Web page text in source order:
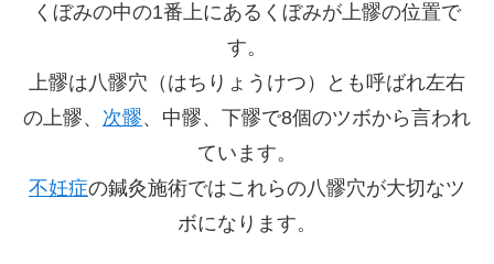
くぼみの中の1番上にあるくぼみが上髎の位置で
す。
上髎は八髎穴（はちりょうけつ）とも呼ばれ左右
の上髎、 次髎、中髎、下髎で8個のツボから言われ
ています。
不妊症の鍼灸施術ではこれらの八髎穴が大切なツ
ボになります。